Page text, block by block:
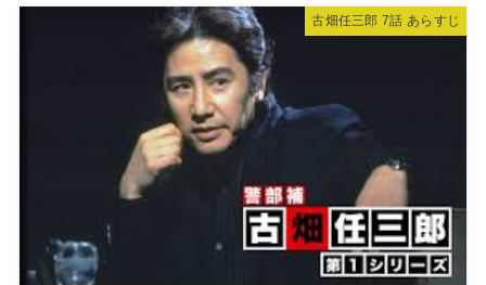
古畑任三郎 7話 あらすじ